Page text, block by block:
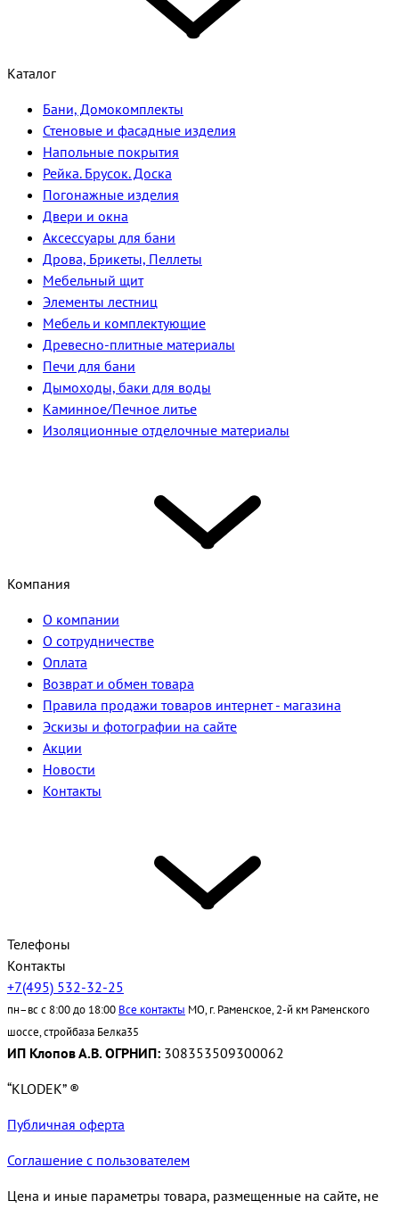
Каталог
Бани, Домокомплекты
Стеновые и фасадные изделия
Напольные покрытия
Рейка. Брусок. Доска
Погонажные изделия
Двери и окна
Аксессуары для бани
Дрова, Брикеты, Пеллеты
Мебельный щит
Элементы лестниц
Мебель и комплектующие
Древесно-плитные материалы
Печи для бани
Дымоходы, баки для воды
Каминное/Печное литье
Изоляционные отделочные материалы
Компания
О компании
О сотрудничестве
Оплата
Возврат и обмен товара
Правила продажи товаров интернет - магазина
Эскизы и фотографии на сайте
Акции
Новости
Контакты
Телефоны
Контакты
+7(495) 532-32-25
пн–вс с 8:00 до 18:00 Все контакты МО, г. Раменское, 2-й км Раменского
шоссе, стройбаза Белка35
ИП Клопов А.В. ОГРНИП: 308353509300062
“KLODEK” ®
Публичная оферта
Соглашение с пользователем
Цена и иные параметры товара, размещенные на сайте, не